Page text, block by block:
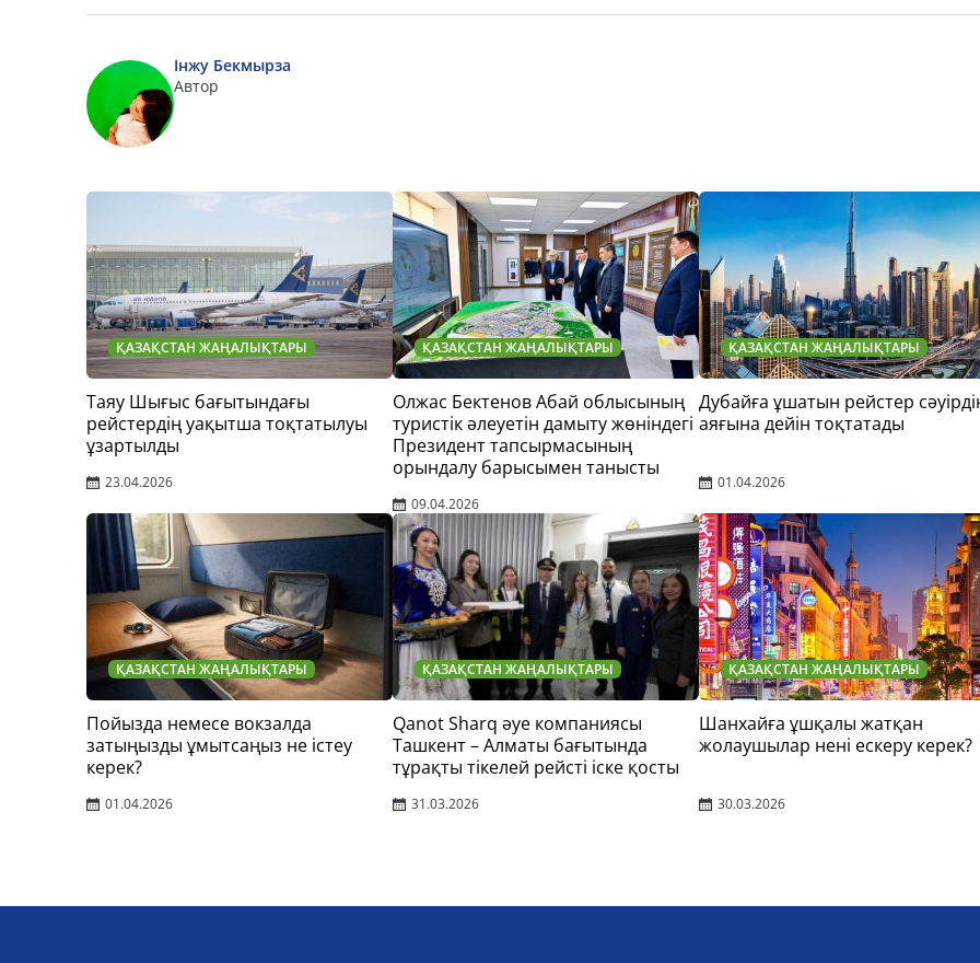
Інжу Бекмырза
Автор
ҚАЗАҚСТАН ЖАҢАЛЫҚТАРЫ
Таяу Шығыс бағытындағы
рейстердің уақытша тоқтатылуы
ұзартылды
23.04.2026
ҚАЗАҚСТАН ЖАҢАЛЫҚТАРЫ
Олжас Бектенов Абай облысының
туристік әлеуетін дамыту жөніндегі
Президент тапсырмасының
орындалу барысымен танысты
09.04.2026
ҚАЗАҚСТАН ЖАҢАЛЫҚТАРЫ
Дубайға ұшатын рейстер
аяғына дейін тоқтатады
01.04.2026
ҚАЗАҚСТАН ЖАҢАЛЫҚТАРЫ
Пойызда немесе вокзалда
затыңызды ұмытсаңыз не істеу
керек?
01.04.2026
ҚАЗАҚСТАН ЖАҢАЛЫҚТАРЫ
Qanot Sharq әуе компаниясы
Ташкент – Алматы бағытында
тұрақты тікелей рейсті іске қосты
31.03.2026
ҚАЗАҚСТАН ЖАҢАЛЫҚТАРЫ
Шанхайға ұшқалы жатқан
жолаушылар нені ескеру керек?
30.03.2026